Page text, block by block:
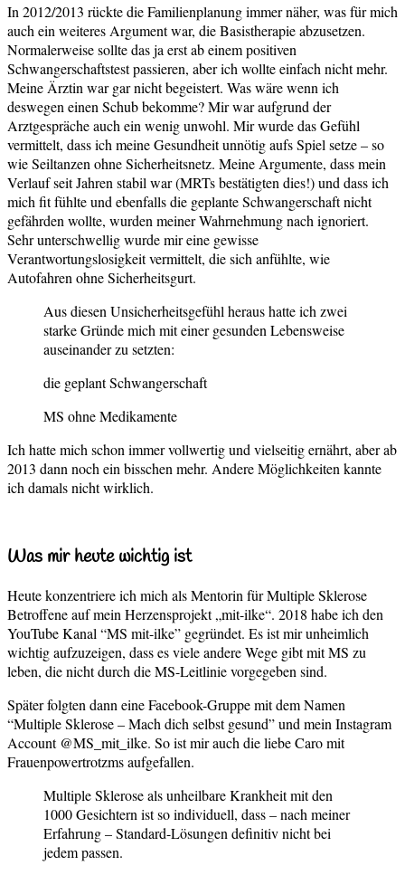
In 2012/2013 rückte die Familienplanung immer näher, was für mich
auch ein weiteres Argument war, die Basistherapie abzusetzen.
Normalerweise sollte das ja erst ab einem positiven
Schwangerschaftstest passieren, aber ich wollte einfach nicht mehr.
Meine Ärztin war gar nicht begeistert. Was wäre wenn ich
deswegen einen Schub bekomme? Mir war aufgrund der
Arztgespräche auch ein wenig unwohl. Mir wurde das Gefühl
vermittelt, dass ich meine Gesundheit unnötig aufs Spiel setze – so
wie Seiltanzen ohne Sicherheitsnetz. Meine Argumente, dass mein
Verlauf seit Jahren stabil war (MRTs bestätigten dies!) und dass ich
mich fit fühlte und ebenfalls die geplante Schwangerschaft nicht
gefährden wollte, wurden meiner Wahrnehmung nach ignoriert.
Sehr unterschwellig wurde mir eine gewisse
Verantwortungslosigkeit vermittelt, die sich anfühlte, wie
Autofahren ohne Sicherheitsgurt.
Aus diesen Unsicherheitsgefühl heraus hatte ich zwei
starke Gründe mich mit einer gesunden Lebensweise
auseinander zu setzten:
die geplant Schwangerschaft
MS ohne Medikamente
Ich hatte mich schon immer vollwertig und vielseitig ernährt, aber ab
2013 dann noch ein bisschen mehr. Andere Möglichkeiten kannte
ich damals nicht wirklich.
Was mir heute wichtig ist
Heute konzentriere ich mich als Mentorin für Multiple Sklerose
Betroffene auf mein Herzensprojekt „mit-ilke“. 2018 habe ich den
YouTube Kanal “MS mit-ilke” gegründet. Es ist mir unheimlich
wichtig aufzuzeigen, dass es viele andere Wege gibt mit MS zu
leben, die nicht durch die MS-Leitlinie vorgegeben sind.
Später folgten dann eine Facebook-Gruppe mit dem Namen
“Multiple Sklerose – Mach dich selbst gesund” und mein Instagram
Account @MS_mit_ilke. So ist mir auch die liebe Caro mit
Frauenpowertrotzms aufgefallen.
Multiple Sklerose als unheilbare Krankheit mit den
1000 Gesichtern ist so individuell, dass – nach meiner
Erfahrung – Standard-Lösungen definitiv nicht bei
jedem passen.